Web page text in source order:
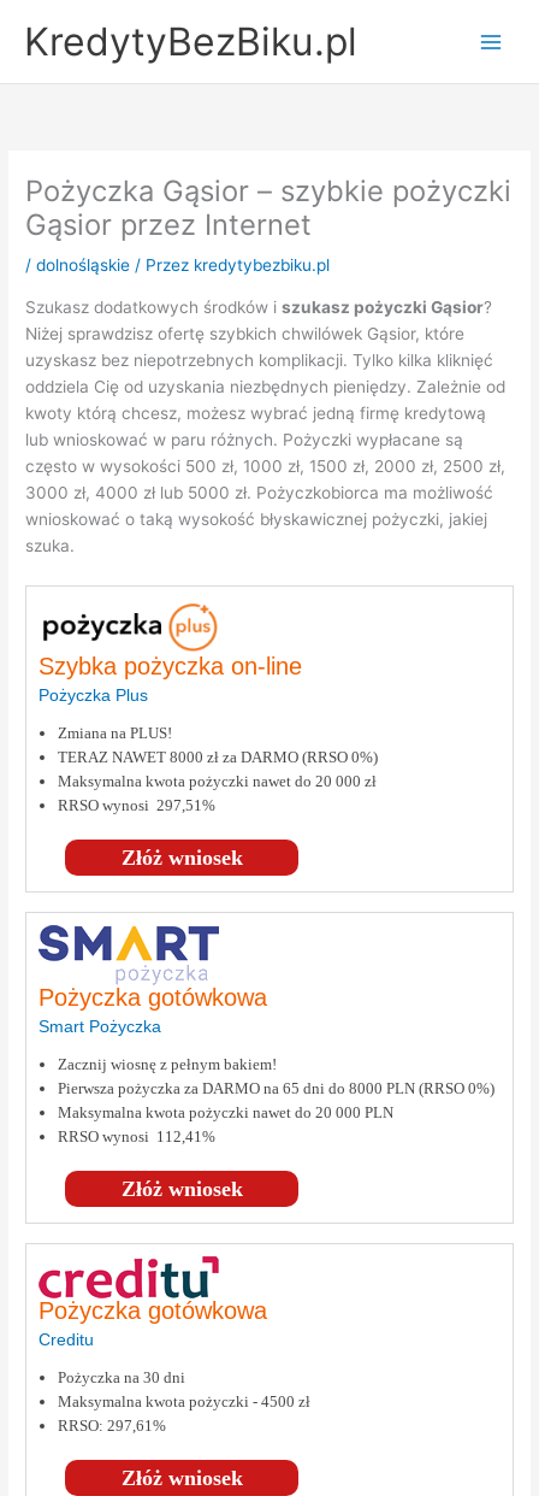
KredytyBezBiku.pl
Pożyczka Gąsior – szybkie pożyczki
Gąsior przez Internet
/dolnośląskie / Przez kredytybezbiku.pl
Szukasz dodatkowych środków iszukasz pożyczki Gąsior?
Niżej sprawdzisz ofertę szybkich chwilówek Gąsior, które
uzyskasz bez niepotrzebnych komplikacji. Tylko kilka kliknięć
oddziela Cię od uzyskania niezbędnych pieniędzy. Zależnie od
kwoty którą chcesz, możesz wybrać jedną firmę kredytową
lub wnioskować w paru różnych. Pożyczki wypłacane są
często w wysokości 500 zł, 1000 zł, 1500 zł, 2000 zł, 2500 zł,
3000 zł, 4000 zł lub 5000 zł. Pożyczkobiorca ma możliwość
wnioskować o taką wysokość błyskawicznej pożyczki, jakiej
szuka.
Szybka pożyczka on-line
Pożyczka Plus
Złóż wniosek
Zmiana na PLUS!
TERAZ NAWET 8000 zł za DARMO (RRSO 0%)
Maksymalna kwota pożyczki nawet do 20 000 zł
RRSO wynosi 297,51%
Pożyczka gotówkowa
Smart Pożyczka
Złóż wniosek
Zacznij wiosnę z pełnym bakiem!
Pierwsza pożyczka za DARMO na 65 dni do 8000 PLN (RRSO 0%)
Maksymalna kwota pożyczki nawet do 20 000 PLN
RRSO wynosi 112,41%
Pożyczka gotówkowa
Creditu
Złóż wniosek
Pożyczka na 30 dni
Maksymalna kwota pożyczki - 4500 zł
RRSO: 297,61%